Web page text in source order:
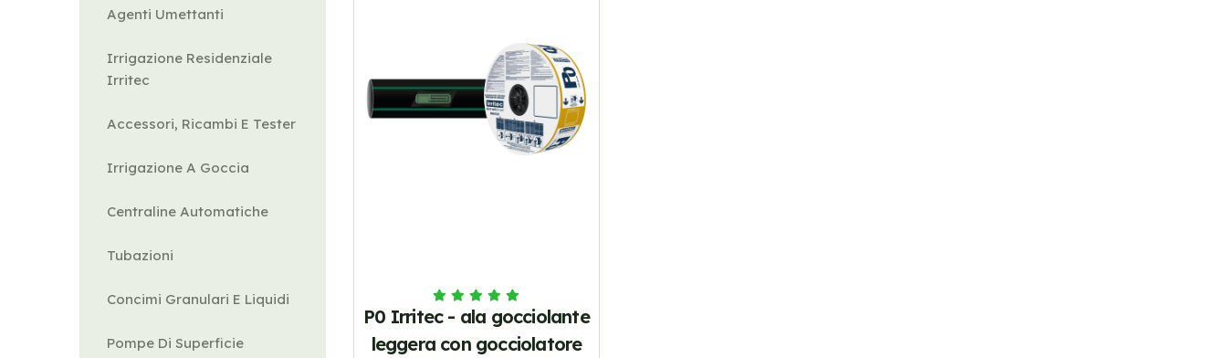
Agenti Umettanti
Irrigazione Residenziale
Irritec
Accessori, Ricambi E Tester
Irrigazione A Goccia
Centraline Automatiche
Tubazioni
Concimi Granulari E Liquidi
Pompe Di Superficie
P0 Irritec - ala gocciolante
leggera con gocciolatore